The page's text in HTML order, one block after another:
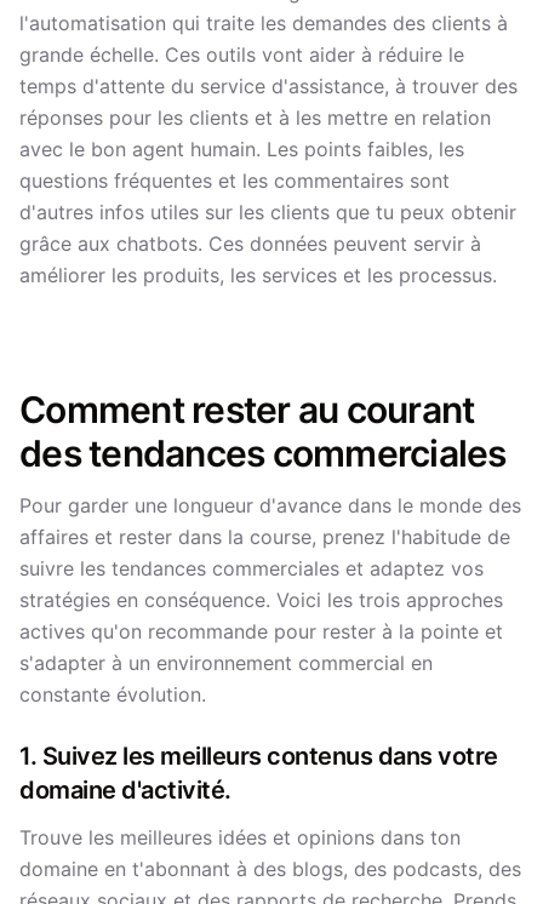
l'automatisation qui traite les demandes des clients à
grande échelle. Ces outils vont aider à réduire le
temps d'attente du service d'assistance, à trouver des
réponses pour les clients et à les mettre en relation
avec le bon agent humain. Les points faibles, les
questions fréquentes et les commentaires sont
d'autres infos utiles sur les clients que tu peux obtenir
grâce aux chatbots. Ces données peuvent servir à
améliorer les produits, les services et les processus.
Comment rester au courant
des tendances commerciales
Pour garder une longueur d'avance dans le monde des
affaires et rester dans la course, prenez l'habitude de
suivre les tendances commerciales et adaptez vos
stratégies en conséquence. Voici les trois approches
actives qu'on recommande pour rester à la pointe et
s'adapter à un environnement commercial en
constante évolution.
1. Suivez les meilleurs contenus dans votre
domaine d'activité.
Trouve les meilleures idées et opinions dans ton
domaine en t'abonnant à des blogs, des podcasts, des